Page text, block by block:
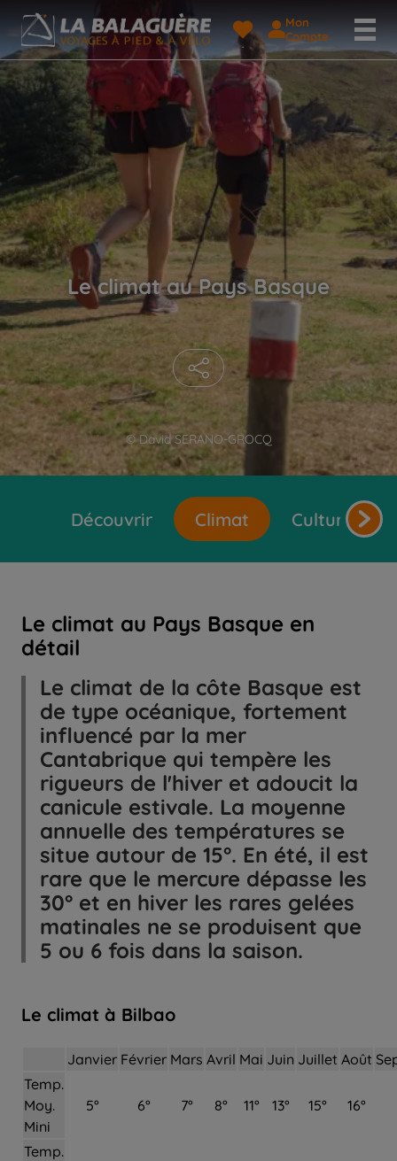
Mon
Compte
© David SERANO-GROCQ
Le climat au Pays Basque
Découvrir Climat Cultures et
Le climat au Pays Basque en
détail
Le climat de la côte Basque est
de type océanique, fortement
influencé par la mer
Cantabrique qui tempère les
rigueurs de l'hiver et adoucit la
canicule estivale. La moyenne
annuelle des températures se
situe autour de 15°. En été, il est
rare que le mercure dépasse les
30° et en hiver les rares gelées
matinales ne se produisent que
5 ou 6 fois dans la saison.
Le climat à Bilbao
Janvier Février Mars Avril Mai Juin Juillet Août
Temp.
Moy.
Mini
5° 6° 7° 8° 11° 13° 15° 16°
Temp.